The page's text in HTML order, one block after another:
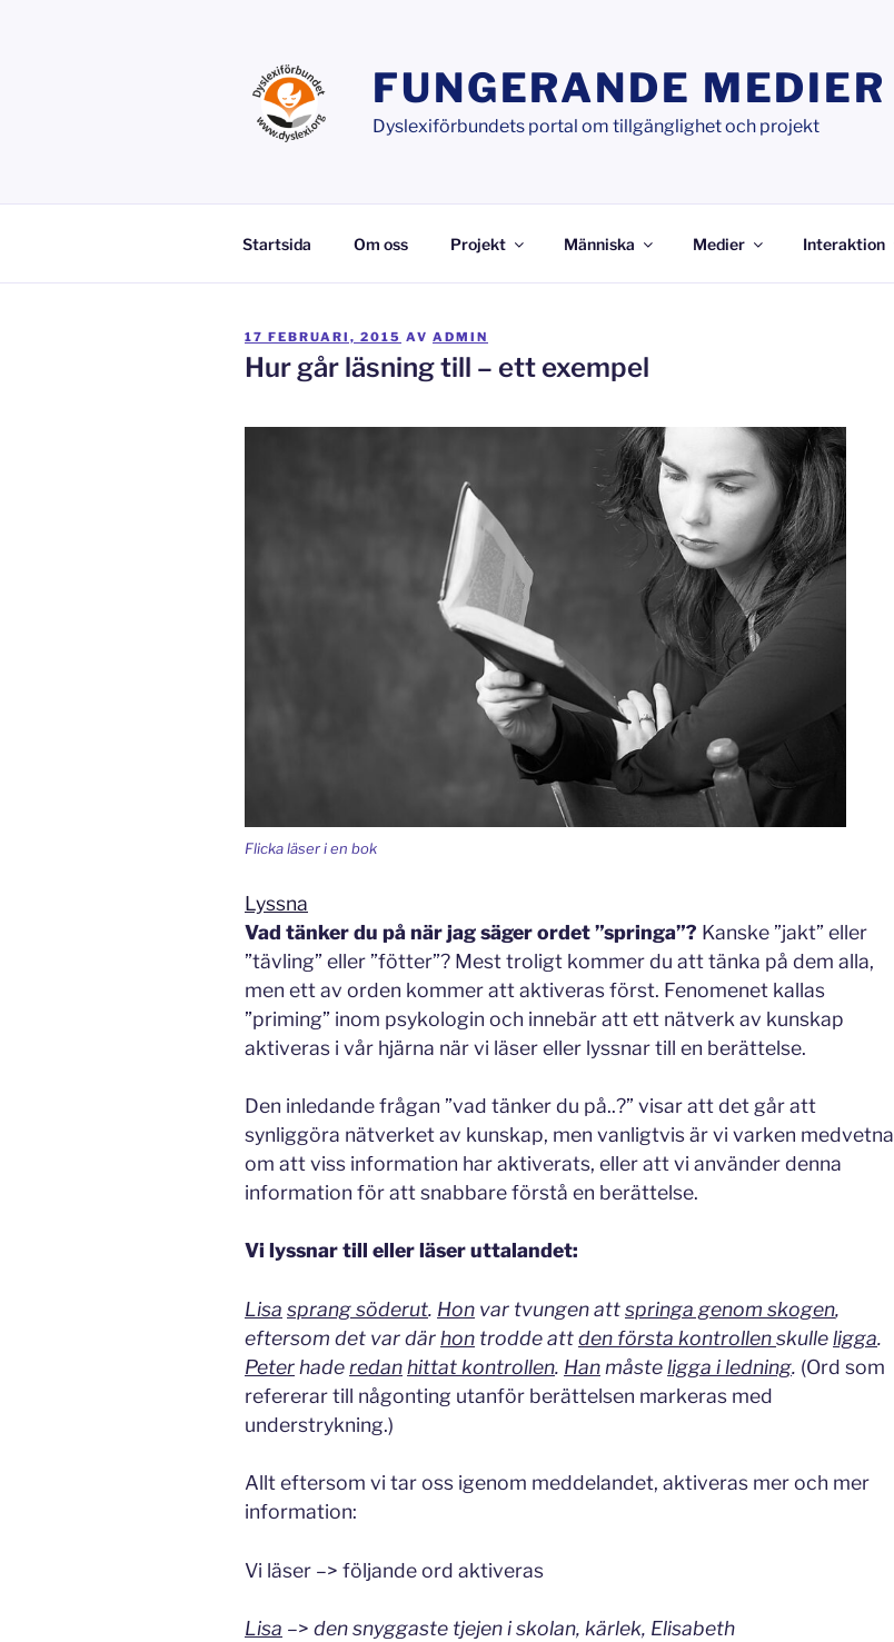
FUNGERANDE MEDIER
Dyslexiförbundets portal om tillgänglighet och projekt
Startsida Om oss Projekt Människa Medier Interaktion
PUBLICERAT
17 FEBRUARI, 2015 AV ADMIN
Hur går läsning till – ett exempel
Flicka läser i en bok
Lyssna
Vad tänker du på när jag säger ordet ”springa”? Kanske ”jakt” eller
”tävling” eller ”fötter”? Mest troligt kommer du att tänka på dem alla,
men ett av orden kommer att aktiveras först. Fenomenet kallas
”priming” inom psykologin och innebär att ett nätverk av kunskap
aktiveras i vår hjärna när vi läser eller lyssnar till en berättelse.
Den inledande frågan ”vad tänker du på..?” visar att det går att
synliggöra nätverket av kunskap, men vanligtvis är vi varken medvetna
om att viss information har aktiverats, eller att vi använder denna
information för att snabbare förstå en berättelse.
Vi lyssnar till eller läser uttalandet:
Lisa sprang söderut. Hon var tvungen attspringa genom skogen,
eftersom det var där hon trodde attden första kontrollenskulle ligga.
Peter hade redan hittat kontrollen. Han måste ligga i ledning. (Ord som
refererar till någonting utanför berättelsen markeras med
understrykning.)
Allt eftersom vi tar oss igenom meddelandet, aktiveras mer och mer
information:
Vi läser –> följande ord aktiveras
Lisa –> den snyggaste tjejen i skolan, kärlek, Elisabeth